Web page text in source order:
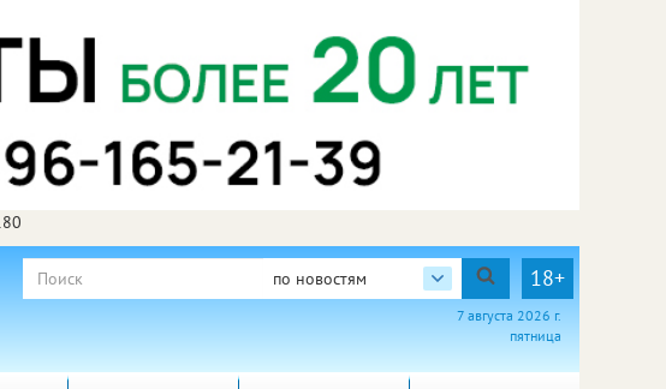
по новостям 18+
7 августа 2026 г.
пятница